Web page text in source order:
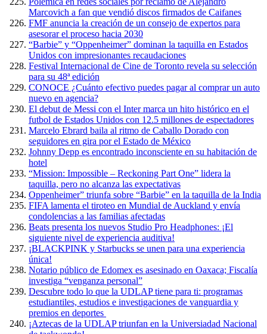
Marcovich a fan que vendió discos firmados de Caifanes
FMF anuncia la creación de un consejo de expertos para
asesorar el proceso hacia 2030
“Barbie” y “Oppenheimer” dominan la taquilla en Estados
Unidos con impresionantes recaudaciones
Festival Internacional de Cine de Toronto revela su selección
para su 48ª edición
CONOCE ¿Cuánto efectivo puedes pagar al comprar un auto
nuevo en agencia?
El debut de Messi con el Inter marca un hito histórico en el
futbol de Estados Unidos con 12.5 millones de espectadores
Marcelo Ebrard baila al ritmo de Caballo Dorado con
seguidores en gira por el Estado de México
Johnny Depp es encontrado inconsciente en su habitación de
hotel
“Mission: Impossible – Reckoning Part One” lidera la
taquilla, pero no alcanza las expectativas
Oppenheimer” triunfa sobre “Barbie” en la taquilla de la India
FIFA lamenta el tiroteo en Mundial de Auckland y envía
condolencias a las familias afectadas
Beats presenta los nuevos Studio Pro Headphones: ¡El
siguiente nivel de experiencia auditiva!
¡BLACKPINK y Starbucks se unen para una experiencia
única!
Notario público de Edomex es asesinado en Oaxaca; Fiscalía
investiga “venganza personal”
Descubre todo lo que la UDLAP tiene para ti: programas
estudiantiles, estudios e investigaciones de vanguardia y
premios en deportes
¡Aztecas de la UDLAP triunfan en la Universiadad Nacional